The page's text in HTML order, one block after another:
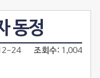
동정
24 조회수 1,004